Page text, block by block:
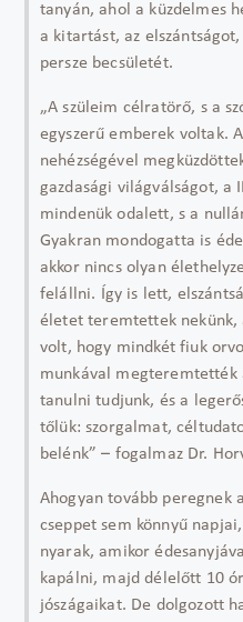
tanyán, ahol a küzdelmes
a kitartást, az
persze becsületét.
„A szüleim célratörő, s a
egyszerű emberek voltak.
nehézségével
gazdasági világválságot, a
mindenük odalett, s a
Gyakran mondogatta is
akkor nincs olyan
felállni. Így is lett,
életet teremtettek nekünk,
volt, hogy mindkét fiuk
munkával megteremtették
tanulni tudjunk, és a
tőlük: szorgalmat,
belénk” – fogalmaz Dr.
Ahogyan tovább peregnek
cseppet sem könnyű
nyarak, amikor
kapálni, majd délelőtt 10
jószágaikat. De dolgozott